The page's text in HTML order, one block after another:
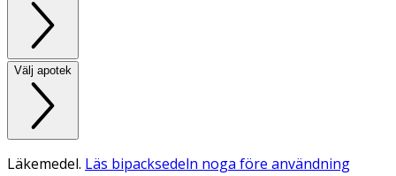
Välj apotek
Läkemedel. Läs bipacksedeln noga före användning